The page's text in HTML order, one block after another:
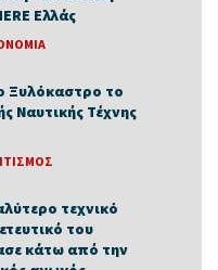
Ελλάς
Ξυλόκαστρο το
Ναυτικής Τέχνης
τεχνικό
του
κάτω από την